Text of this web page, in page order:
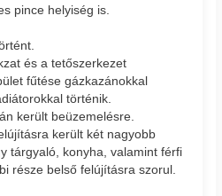
pince helyiség is.
és a tetőszerkezet
fűtése gázkazánokkal
történik.
került beüzemelésre.
került két nagyobb
tárgyaló, konyha, valamint férfi
része belső felújításra szorul.